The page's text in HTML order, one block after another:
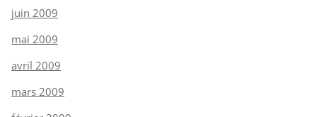
juin 2009
mai 2009
avril 2009
mars 2009